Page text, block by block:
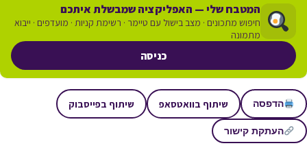
המטבח שלי — האפליקציה שמבשלת איתכם
חיפוש מתכונים · מצב בישול עם טיימר · רשימת קניות · מועדפים · ייבוא
מתמונה
כניסה
הדפסה שיתוף בוואטסאפ שיתוף בפייסבוק
העתקת קישור